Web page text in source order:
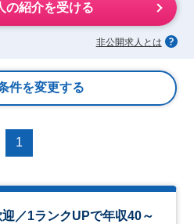
の紹介を受ける
非公開求人とは
件を変更する
1
迎／1ランクUPで年収40～